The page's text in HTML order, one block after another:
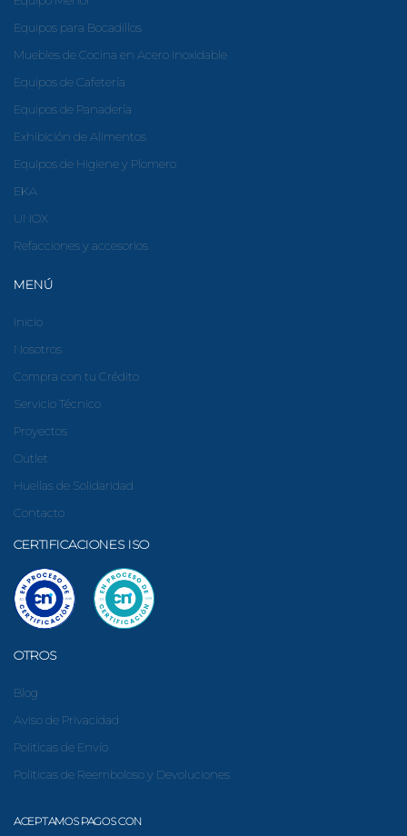
Equipos para Bocadillos
Muebles de Cocina en Acero Inoxidable
Equipos de Cafetería
Equipos de Panadería
Exhibición de Alimentos
Equipos de Higiene y Plomero
EKA
UNOX
Refacciones y accesorios
MENÚ
Inicio
Nosotros
Compra con tu Crédito
Servicio Técnico
Proyectos
Outlet
Huellas de Solidaridad
Contacto
CERTIFICACIONES ISO
OTROS
Blog
Aviso de Privacidad
Politicas de Envío
Politicas de Reemboloso y Devoluciones
ACEPTAMOS PAGOS CON